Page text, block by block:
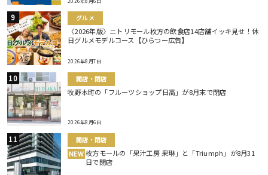
グルメ
〈2026年版〉ニトリモール枚方の飲食店14店舗イッキ見せ！休
日グルメモデルコース【ひらつー広告】
2026年8月7日
開店・閉店
牧野本町の「フルーツショップ日高」が8月末で閉店
2026年8月6日
開店・閉店
NEW 枚方モールの「果汁工房 果琳」と「Triumph」が8月31
日で閉店